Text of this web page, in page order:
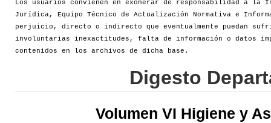
Los usuarios convienen en exonerar de responsabilidad a la
Jurídica, Equipo Técnico de Actualización Normativa e
perjuicio, directo o indirecto que eventualmente puedan
involuntarias inexactitudes, falta de información o datos
contenidos en los archivos de dicha base.
Digesto
Volumen VI Higiene y